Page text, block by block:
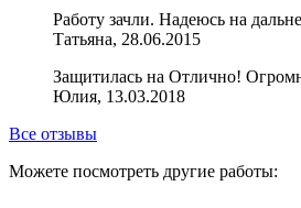
Работу зачли. Надеюсь на
Татьяна, 28.06.2015
Защитилась на Отлично!
Юлия, 13.03.2018
Все отзывы
Можете посмотреть другие работы: